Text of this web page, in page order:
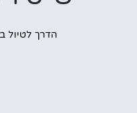
הדרך לטיול